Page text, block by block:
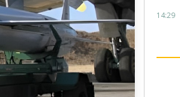
14:29